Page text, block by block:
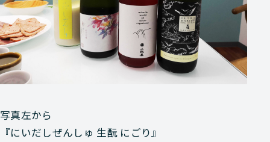
写真左から
『にいだしぜんしゅ 生酛 にごり』